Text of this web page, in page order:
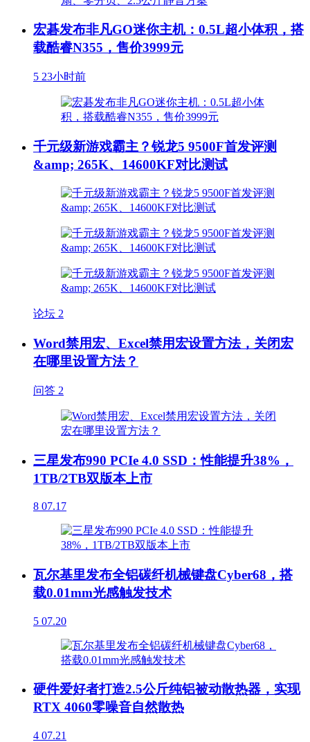
宏碁发布非凡GO迷你主机：0.5L超小体积，搭
载酷睿N355，售价3999元
5 23小时前
千元级新游戏霸主？锐龙5 9500F首发评测
&amp; 265K、14600KF对比测试
论坛 2
Word禁用宏、Excel禁用宏设置方法，关闭宏
在哪里设置方法？
问答 2
三星发布990 PCIe 4.0 SSD：性能提升38%，
1TB/2TB双版本上市
8 07.17
瓦尔基里发布全铝碳纤机械键盘Cyber68，搭
载0.01mm光感触发技术
5 07.20
硬件爱好者打造2.5公斤纯铝被动散热器，实现
RTX 4060零噪音自然散热
4 07.21